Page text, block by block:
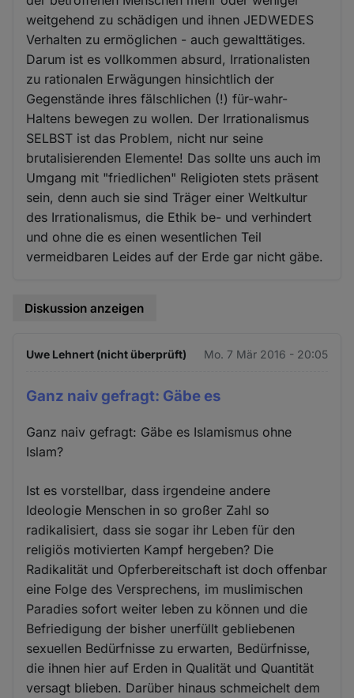
weitgehend zu schädigen und ihnen JEDWEDES
Verhalten zu ermöglichen - auch gewalttätiges.
Darum ist es vollkommen absurd, Irrationalisten
zu rationalen Erwägungen hinsichtlich der
Gegenstände ihres fälschlichen (!) für-wahr-
Haltens bewegen zu wollen. Der Irrationalismus
SELBST ist das Problem, nicht nur seine
brutalisierenden Elemente! Das sollte uns auch im
Umgang mit "friedlichen" Religioten stets präsent
sein, denn auch sie sind Träger einer Weltkultur
des Irrationalismus, die Ethik be- und verhindert
und ohne die es einen wesentlichen Teil
vermeidbaren Leides auf der Erde gar nicht gäbe.
Diskussion anzeigen
Uwe Lehnert (nicht überprüft) Mo. 7 Mär 2016 - 20:05
Ganz naiv gefragt: Gäbe es
Ganz naiv gefragt: Gäbe es Islamismus ohne
Islam?
Ist es vorstellbar, dass irgendeine andere
Ideologie Menschen in so großer Zahl so
radikalisiert, dass sie sogar ihr Leben für den
religiös motivierten Kampf hergeben? Die
Radikalität und Opferbereitschaft ist doch offenbar
eine Folge des Versprechens, im muslimischen
Paradies sofort weiter leben zu können und die
Befriedigung der bisher unerfüllt gebliebenen
sexuellen Bedürfnisse zu erwarten, Bedürfnisse,
die ihnen hier auf Erden in Qualität und Quantität
versagt blieben. Darüber hinaus schmeichelt dem